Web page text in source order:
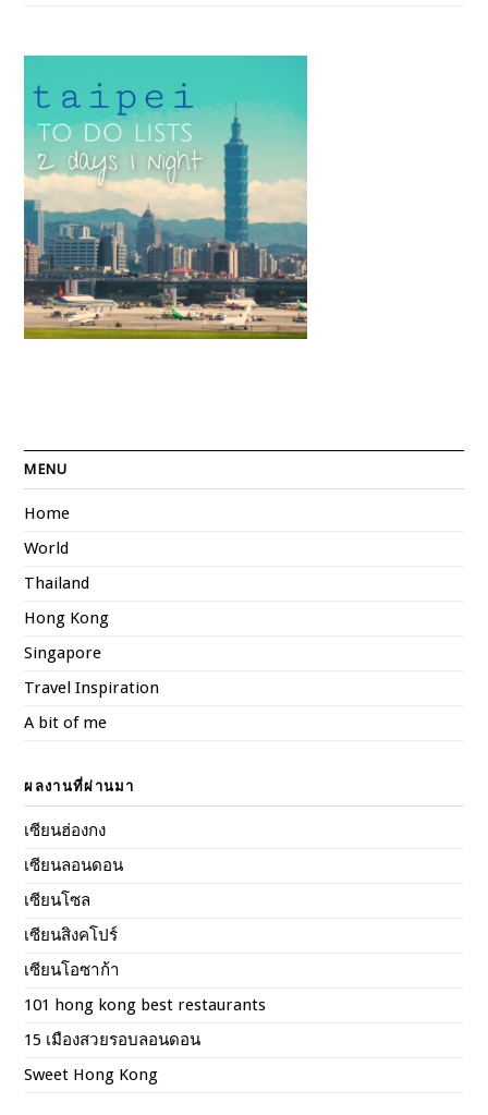
MENU
Home
World
Thailand
Hong Kong
Singapore
Travel Inspiration
A bit of me
ผลงานที่ผ่านมา
เซียนฮ่องกง
เซียนลอนดอน
เซียนโซล
เซียนสิงคโปร์
เซียนโอซาก้า
101 hong kong best restaurants
15 เมืองสวยรอบลอนดอน
Sweet Hong Kong